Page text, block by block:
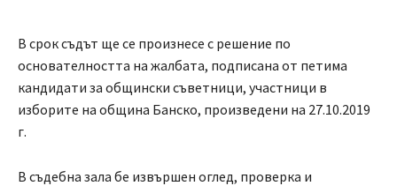
В срок съдът ще се произнесе с решение по
основателността на жалбата, подписана от петима
кандидати за общински съветници, участници в
изборите на община Банско, произведени на 27.10.2019
г.
В съдебна зала бе извършен оглед, проверка и